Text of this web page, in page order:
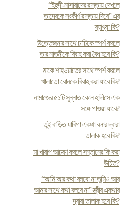
“ইহুদী-নাসারাদের রাস্তায় দেখলে
তাদেরকে সংকীর্ণ রাস্তায় দিবে” এর
ব্যাখ্যা কি?
উত্তেজনার সাথে চাচিকে স্পর্শ করলে
তার নাতনীকে বিবাহ করা বৈধ হবে কি?
মাকে শাহওয়াতের সাথে স্পর্শ করলে
খালাতো বোনকে বিবাহ করা যাবে কি?
নামাজের ৫১টি সুন্নাত কোন হাদীসে এক
সঙ্গে পাওয়া যাবে?
তুই বাড়িত যাবিগা একথা বলার দ্বারা
তালাক হবে কি?
মা খারাপ আচরণ করলে সন্তানের কি করা
উচিত?
“আমি আর কথা বলবো না তুমিও আর
আমার সাথে কথা বলবে না” স্ত্রীর একথার
দ্বারা তালাক হবে কি?